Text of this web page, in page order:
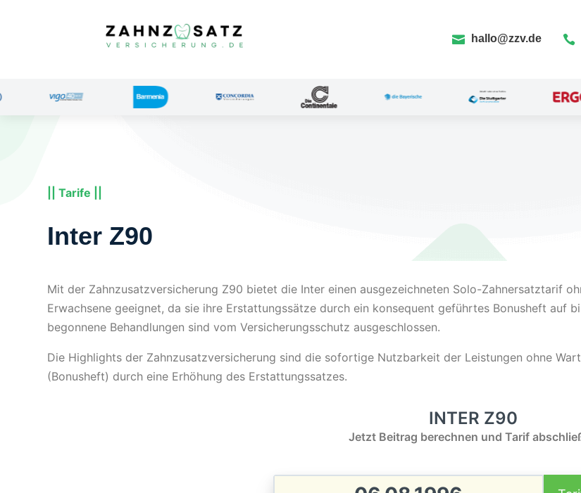
 hallo@zzv.de 
|| Tarife ||
Inter Z90
Mit der Zahnzusatzversicherung Z90 bietet die Inter einen ausgezeichneten Solo-Zahnersatztarif
Erwachsene geeignet, da sie ihre Erstattungssätze durch ein konsequent geführtes Bonusheft auf
begonnene Behandlungen sind vom Versicherungsschutz ausgeschlossen.
Die Highlights der Zahnzusatzversicherung sind die sofortige Nutzbarkeit der Leistungen ohne
(Bonusheft) durch eine Erhöhung des Erstattungssatzes.
INTER Z90
Jetzt Beitrag berechnen und Tarif